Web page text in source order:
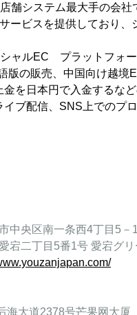
舗システム最大手の会
ービスを提供しており
ャルEC プラットフォ
版の販売、中国向け越
を日本円で入金するな
ブ配信、SNS上でのプ
中央区南一条西4丁目5－1
宕二丁目5番1号 愛宕グ
海大道2378号芒果网大厦